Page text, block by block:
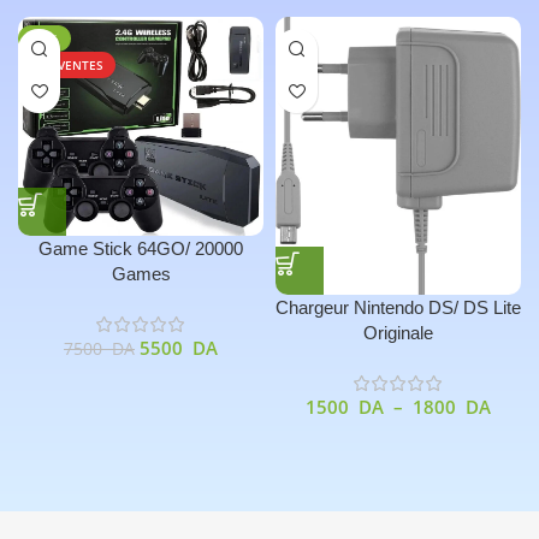
-27%
TOP VENTES
Game Stick 64GO/ 20000
Games
7500DA 5500 DA
Chargeur Nintendo DS/ DS Lite
Originale
1500 DA – 1800 DA